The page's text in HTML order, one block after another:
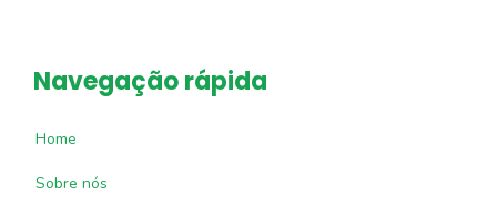
Navegação rápida
Home
Sobre nós